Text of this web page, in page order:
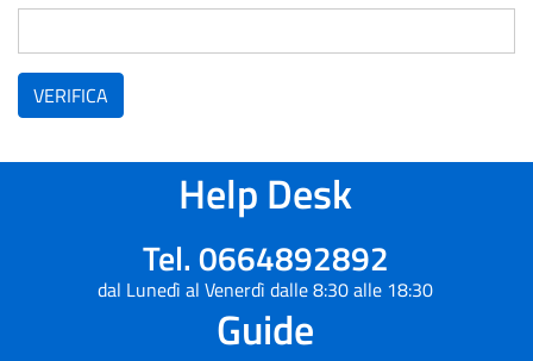
VERIFICA
Help Desk
Tel. 0664892892
dal Lunedì al Venerdì dalle 8:30 alle 18:30
Guide